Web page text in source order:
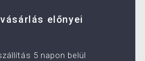
előnyei
5 napon belül